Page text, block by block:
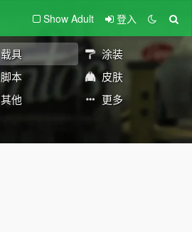
Show Adult 登入
载具
涂装
脚本
皮肤
其他 更多